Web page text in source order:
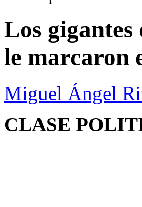
Los
le marcaron
Miguel Ángel
CLASE